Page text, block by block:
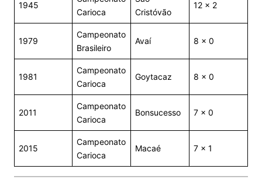
1945
Carioca
Cristóvão
12 x 2
1979
Campeonato
Brasileiro
Avaí 8 x 0
1981
Campeonato
Carioca
Goytacaz 8 x 0
2011
Campeonato
Carioca
Bonsucesso 7 x 0
2015
Campeonato
Carioca
Macaé 7 x 1